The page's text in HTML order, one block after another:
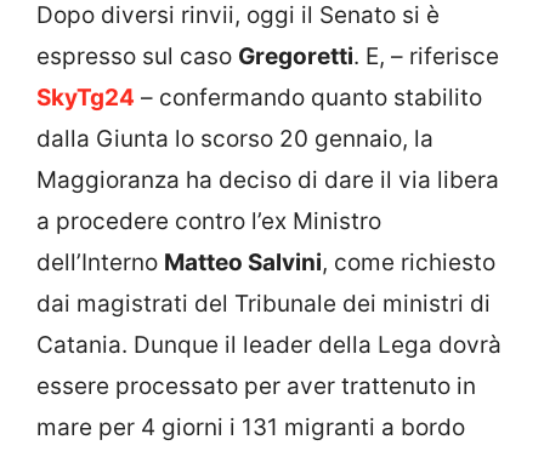
Dopo diversi rinvii, oggi il Senato si è
espresso sul caso Gregoretti. E, – riferisce
SkyTg24 – confermando quanto stabilito
dalla Giunta lo scorso 20 gennaio, la
Maggioranza ha deciso di dare il via libera
a procedere contro l’ex Ministro
dell’Interno Matteo Salvini, come richiesto
dai magistrati del Tribunale dei ministri di
Catania. Dunque il leader della Lega dovrà
essere processato per aver trattenuto in
mare per 4 giorni i 131 migranti a bordo